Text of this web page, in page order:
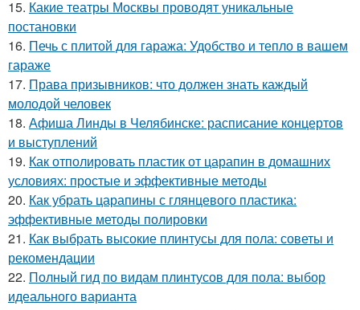
15. Какие театры Москвы проводят уникальные
постановки
16. Печь с плитой для гаража: Удобство и тепло в вашем
гараже
17. Права призывников: что должен знать каждый
молодой человек
18. Афиша Линды в Челябинске: расписание концертов
и выступлений
19. Как отполировать пластик от царапин в домашних
условиях: простые и эффективные методы
20. Как убрать царапины с глянцевого пластика:
эффективные методы полировки
21. Как выбрать высокие плинтусы для пола: советы и
рекомендации
22. Полный гид по видам плинтусов для пола: выбор
идеального варианта